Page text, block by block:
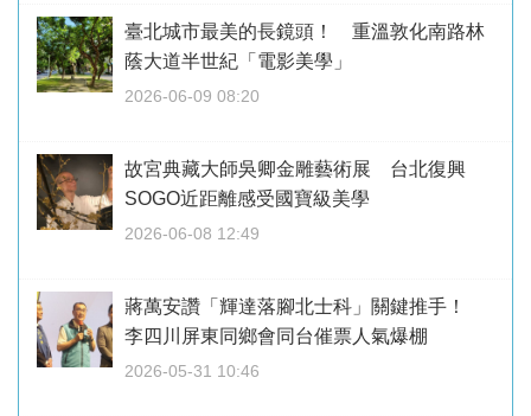
臺北城市最美的長鏡頭！ 重溫敦化南路林
蔭大道半世紀「電影美學」
2026-06-09 08:20
故宮典藏大師吳卿金雕藝術展 台北復興
SOGO近距離感受國寶級美學
2026-06-08 12:49
蔣萬安讚「輝達落腳北士科」關鍵推手！
李四川屏東同鄉會同台催票人氣爆棚
2026-05-31 10:46